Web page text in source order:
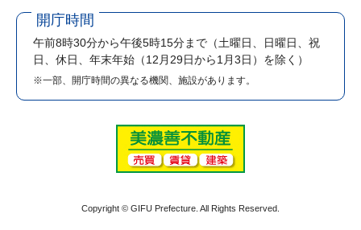
開庁時間
午前8時30分から午後5時15分まで （土曜日、日曜日、祝
日、休日、年末年始（12月29日から1月3日）を除く）
※一部、開庁時間の異なる機関、施設があります。
Copyright © GIFU Prefecture. All Rights Reserved.